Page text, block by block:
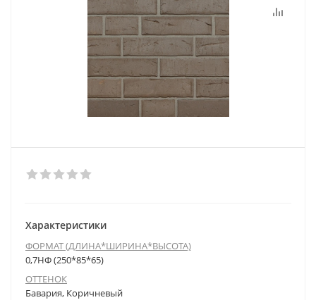
Характеристики
ФОРМАТ (ДЛИНА*ШИРИНА*ВЫСОТА)
0,7НФ (250*85*65)
ОТТЕНОК
Бавария, Коричневый